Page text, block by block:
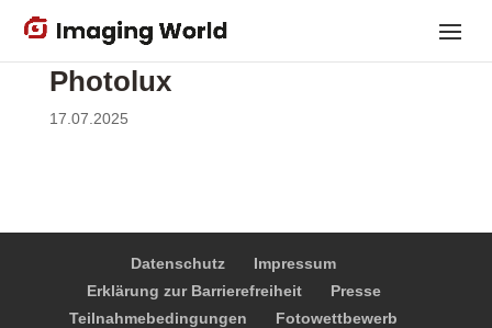
Skip
Photolux
17.07.2025
Datenschutz
Impressum
Erklärung zur Barrierefreiheit
Presse
Teilnahmebedingungen
Fotowettbewerb